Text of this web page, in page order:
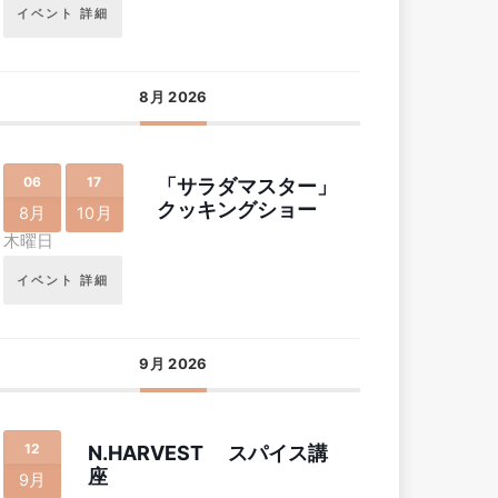
イベント 詳細
8月 2026
06
8月
17
10月
「サラダマスター」
クッキングショー
木曜日
イベント 詳細
9月 2026
12
9月
N.HARVEST スパイス講
座